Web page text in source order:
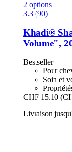
2 options
3.3 (90)
Khadi®
Volume",
Bestseller
Pour
Soin et
CHF 15.10
Livraison